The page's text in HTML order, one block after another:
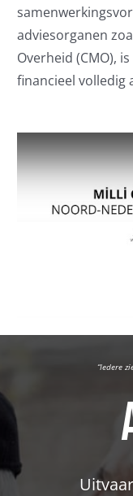
adviesorganen
Overheid (CMO),
financieel volledig
“Iedere